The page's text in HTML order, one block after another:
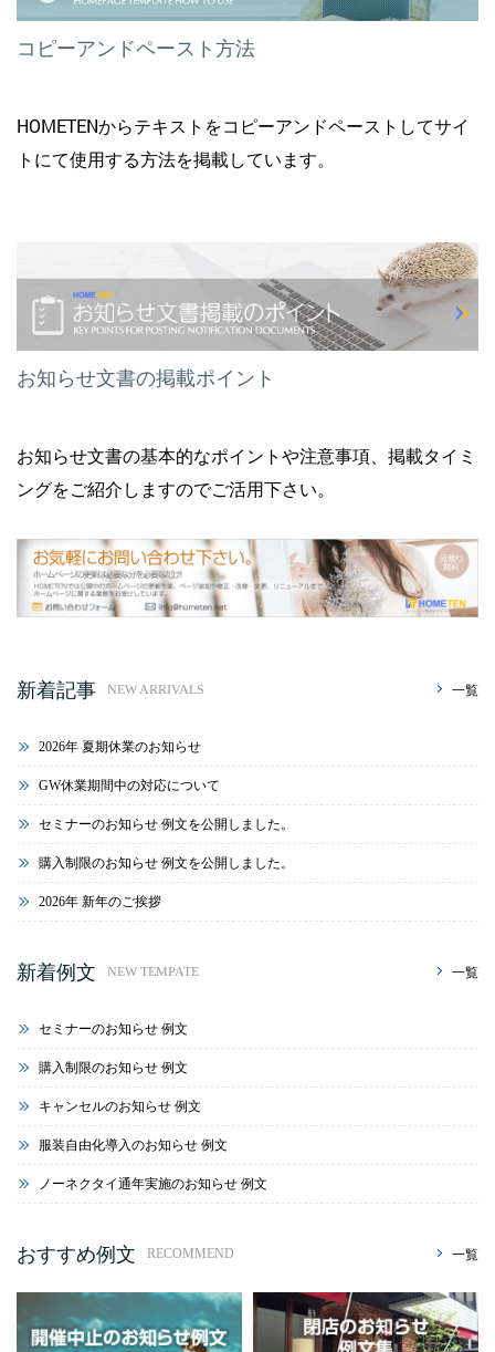
コピーアンドペースト方法
HOMETENからテキストをコピーアンドペーストしてサイ
トにて使用する方法を掲載しています。
お知らせ文書の掲載ポイント
お知らせ文書の基本的なポイントや注意事項、掲載タイミ
ングをご紹介しますのでご活用下さい。
新着記事 NEW ARRIVALS 一覧
2026年 夏期休業のお知らせ
GW休業期間中の対応について
セミナーのお知らせ 例文を公開しました。
購入制限のお知らせ 例文を公開しました。
2026年 新年のご挨拶
新着例文 NEW TEMPATE 一覧
セミナーのお知らせ 例文
購入制限のお知らせ 例文
キャンセルのお知らせ 例文
服装自由化導入のお知らせ 例文
ノーネクタイ通年実施のお知らせ 例文
おすすめ例文 RECOMMEND 一覧